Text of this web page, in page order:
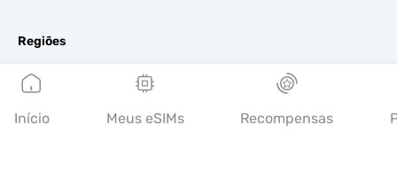
Regiões
eSIM para Europa
eSIM para Ásia
eSIM para Américas
Início Meus eSIMs Recompensas